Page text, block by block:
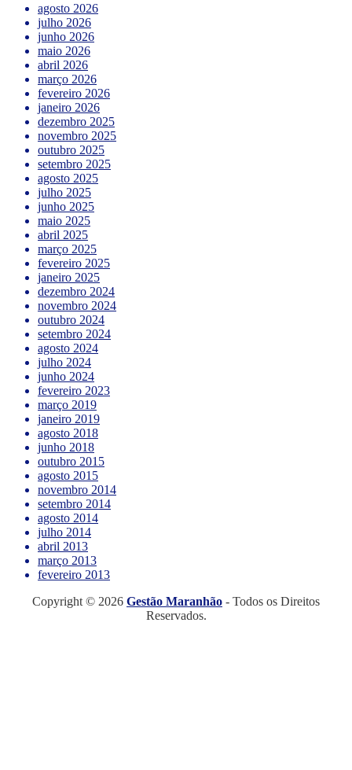
agosto 2026
julho 2026
junho 2026
maio 2026
abril 2026
março 2026
fevereiro 2026
janeiro 2026
dezembro 2025
novembro 2025
outubro 2025
setembro 2025
agosto 2025
julho 2025
junho 2025
maio 2025
abril 2025
março 2025
fevereiro 2025
janeiro 2025
dezembro 2024
novembro 2024
outubro 2024
setembro 2024
agosto 2024
julho 2024
junho 2024
fevereiro 2023
março 2019
janeiro 2019
agosto 2018
junho 2018
outubro 2015
agosto 2015
novembro 2014
setembro 2014
agosto 2014
julho 2014
abril 2013
março 2013
fevereiro 2013
Copyright © 2026 Gestão Maranhão - Todos os Direitos
Reservados.